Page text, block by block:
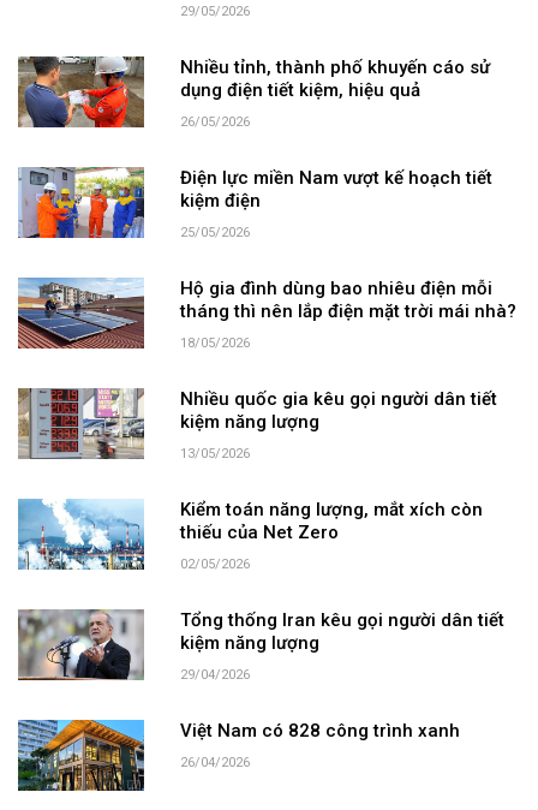
29/05/2026
Nhiều tỉnh, thành phố khuyến cáo sử
dụng điện tiết kiệm, hiệu quả
26/05/2026
Điện lực miền Nam vượt kế hoạch tiết
kiệm điện
25/05/2026
Hộ gia đình dùng bao nhiêu điện mỗi
tháng thì nên lắp điện mặt trời mái nhà?
18/05/2026
Nhiều quốc gia kêu gọi người dân tiết
kiệm năng lượng
13/05/2026
Kiểm toán năng lượng, mắt xích còn
thiếu của Net Zero
02/05/2026
Tổng thống Iran kêu gọi người dân tiết
kiệm năng lượng
29/04/2026
Việt Nam có 828 công trình xanh
26/04/2026